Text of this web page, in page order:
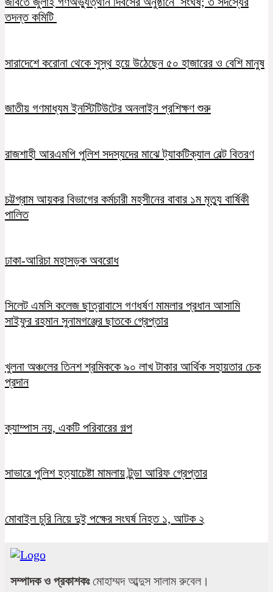
তদন্ত কমিটি
সারাদেশে করোনা থেকে সুস্থ হয়ে উঠেছেন ৫০ হাজারের ও বেশি মানুষ
জাতীয় গণমাধ্যম ইনস্টিটিউটের অনলাইন প্রশিক্ষণ শুরু
রাজশাহী আরএমপি পুলিশ সদস্যদের মাঝে ট্যাকটিক্যাল বেল্ট বিতরণ
চট্টগ্রাম আয়কর বিভাগের কর্মচারী মহসীনের বাবার ১ম মৃত্যু বার্ষিকী
পালিত
ঢাকা-আরিচা মহাসড়ক অবরোধ
সিলেট এমসি কলেজ ছাত্রাবাসে গণধর্ষণ মামলার প্রধান আসামি
সাইফুর রহমান সুনামগঞ্জের ছাতকে গ্রেপ্তার
খুলনা অঞ্চলের তিনশ শ্রমিককে ৯০ লাখ টাকার আর্থিক সহায়তার চেক
প্রদান
ক্যাম্পাস নয়, একটি পরিবারের গল্প
সাভারে পুলিশ হত্যাচেষ্টা মামলায় টুন্ডা আরিফ গ্রেপ্তার
মোবাইল চুরি নিয়ে দুই পক্ষের সংঘর্ষ নিহত ১, আটক ২
সম্পাদক ও প্রকাশকঃমোহাম্মদ আব্দুস সালাম রুবেল।